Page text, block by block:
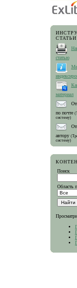
СТАТЬИ
статью
материал
по почте
систему)
автору
систему)
Поиск
Область